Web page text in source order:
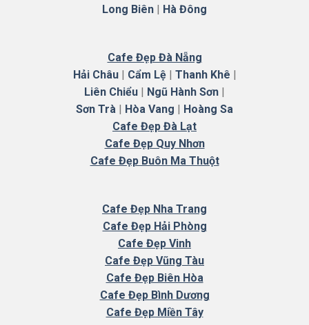
Long Biên
Hà Đông
Cafe Đẹp Đà Nẵng
Hải Châu| Cẩm Lệ| Thanh Khê |
Liên Chiểu | Ngũ Hành Sơn |
Sơn Trà | Hòa Vang | Hoàng Sa
Cafe Đẹp Đà Lạt
Cafe Đẹp Quy Nhơn
Cafe Đẹp Buôn Ma Thuột
Cafe Đẹp Nha Trang
Cafe Đẹp Hải Phòng
Cafe Đẹp Vinh
Cafe Đẹp Vũng Tàu
Cafe Đẹp Biên Hòa
Cafe Đẹp Bình Dương
Cafe Đẹp Miền Tây